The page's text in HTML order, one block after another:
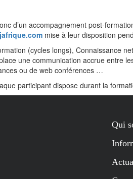
d’un accompagnement post-
mise à leur disposition
(cycles longs), Connaissance
une communication accrue entre
ou de web conférences …
participant dispose durant la
Qui